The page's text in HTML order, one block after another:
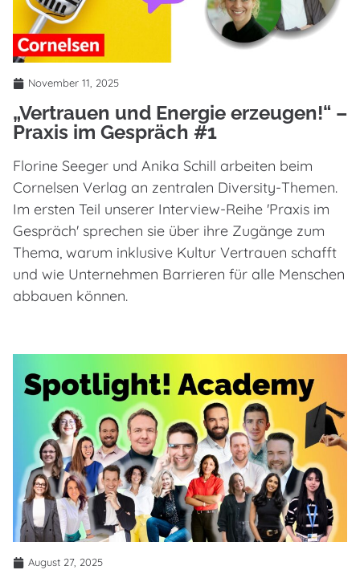
November 11, 2025
„Vertrauen und Energie erzeugen!“ –
Praxis im Gespräch #1
Florine Seeger und Anika Schill arbeiten beim
Cornelsen Verlag an zentralen Diversity-Themen.
Im ersten Teil unserer Interview-Reihe 'Praxis im
Gespräch' sprechen sie über ihre Zugänge zum
Thema, warum inklusive Kultur Vertrauen schafft
und wie Unternehmen Barrieren für alle Menschen
abbauen können.
August 27, 2025